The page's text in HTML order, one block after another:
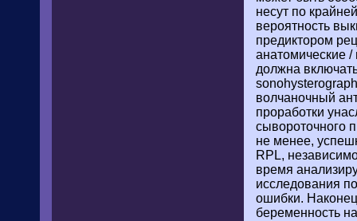
несут по
вероятность
предиктором
анатомические
должна
волчаночный
проработки
сывороточного
не менее,
RPL,
время
исследования
ошибки.
беременность